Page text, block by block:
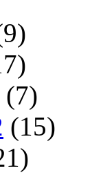
(7)
(15)